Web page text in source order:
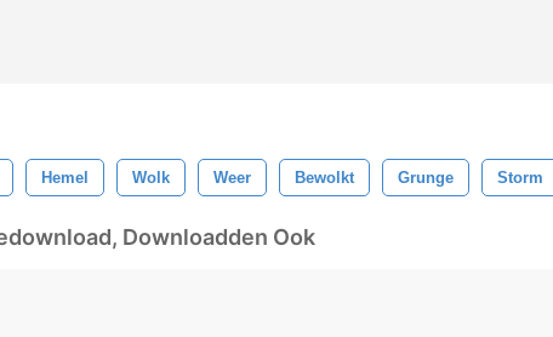
Hemel Wolk Weer Bewolkt Grunge Storm
Downloadden Ook